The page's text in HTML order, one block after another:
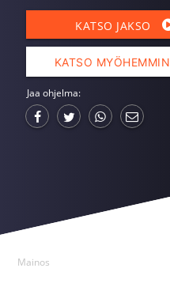
KATSO JAKSO
KATSO MYÖHEMMIN
Jaa ohjelma:
Mainos